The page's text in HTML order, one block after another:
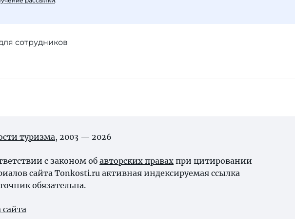
сотрудников
туризма, 2003 — 2026
с законом об авторских правах при цитировании
сайта Tonkosti.ru активная индексируемая ссылка
обязательна.
сайта